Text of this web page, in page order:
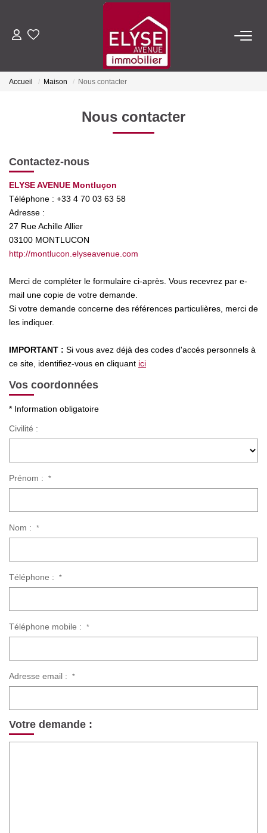
ACHETER
ESTIMER
NOTRE AGENCE
Nous Rejoindre
CONTACT
Accueil Maison Nous contacter
Nous contacter
Contactez-nous
ELYSE AVENUE Montluçon
Téléphone : +33 4 70 03 63 58
Adresse :
27 Rue Achille Allier
03100 MONTLUCON
http://montlucon.elyseavenue.com
Merci de compléter le formulaire ci-après. Vous recevrez par e-
mail une copie de votre demande.
Si votre demande concerne des références particulières, merci de
les indiquer.
IMPORTANT : Si vous avez déjà des codes d'accés personnels à
ce site, identifiez-vous en cliquant ici
Vos coordonnées
* Information obligatoire
Civilité :
Prénom : *
Nom : *
Téléphone : *
Téléphone mobile : *
Adresse email : *
Votre demande :